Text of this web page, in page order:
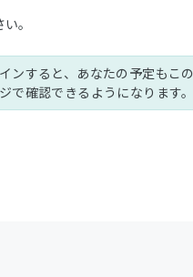
。
ンすると、あなたの予定もこの
で確認できるようになります。